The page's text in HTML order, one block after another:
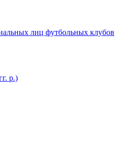
лиц футбольных клубов
р.)